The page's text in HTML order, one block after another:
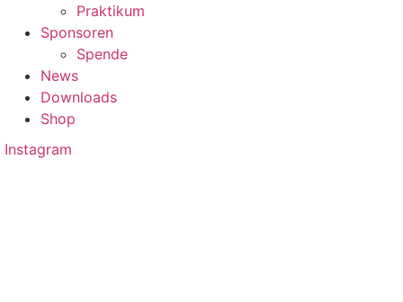
Praktikum
Sponsoren
Spende
News
Downloads
Shop
Instagram